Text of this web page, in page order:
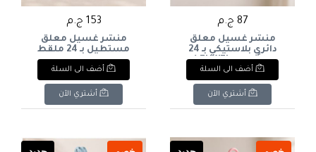
87 ج.م
منشر غسيل معلق
دائري بلاستيكي بـ 24
ملقطاً ماركة ENWEI (لون
أخضر فاتح/باستيل). & :
ENWEI Round Plastic
Hanging Laundry Drying
Rack with 24 Clips/Pegs
أضف الى السلة
أشتري الآن
153 ج.م
منشر غسيل معلق
مستطيل بـ 24 ملقط
بلاستيكي وإطار ستانلس
بنفسجي/لافندر). & :
XIDELAI Hanging
Stainless Steel Laundry
أضف الى السلة
أشتري الآن